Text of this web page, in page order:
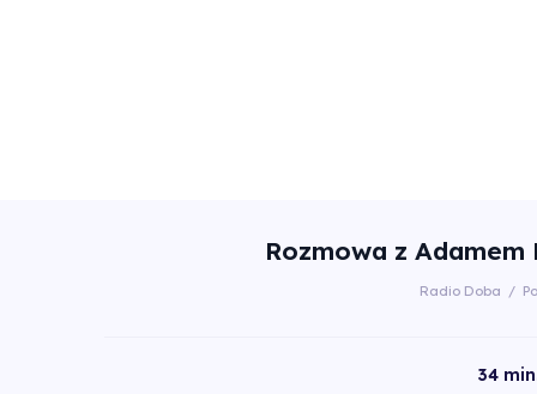
Rozmowa z
Radio Doba /
34